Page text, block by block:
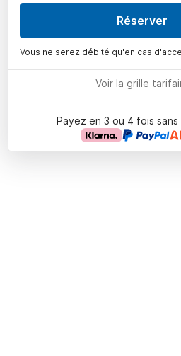
Réserver
Vous ne serez débité qu'en cas
Voir la grille
Payez en 3 ou 4 fois